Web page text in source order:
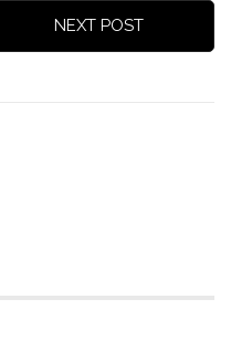
NEXT POST